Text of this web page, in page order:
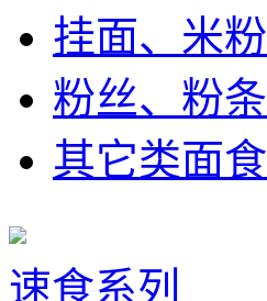
挂面、米粉
粉丝、粉条
其它类面食
速食系列